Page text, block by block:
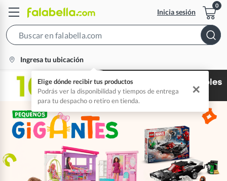
Inicia sesión
location-
Ingresa tu ubicación
Elige dónde recibir tus productos
Podrás ver la disponibilidad y tiempos de entrega
para tu despacho o retiro en tienda.
✕